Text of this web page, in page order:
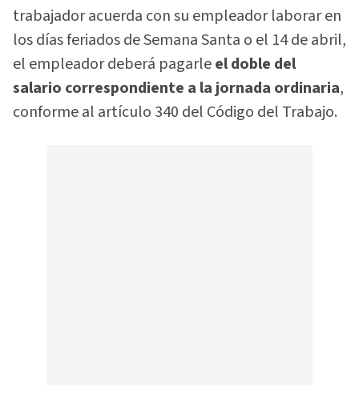
trabajador acuerda con su empleador laborar en
los días feriados de Semana Santa o el 14 de abril,
el empleador deberá pagarleel doble del
salario correspondiente a la jornada ordinaria,
conforme al artículo 340 del Código del Trabajo.